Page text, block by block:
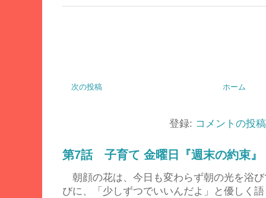
次の投稿 ホーム
登録: コメントの投
第7話 子育て 金曜日『週末の約束』
朝顔の花は、今日も変わらず朝の光を浴
びに、「少しずつでいいんだよ」と優しく